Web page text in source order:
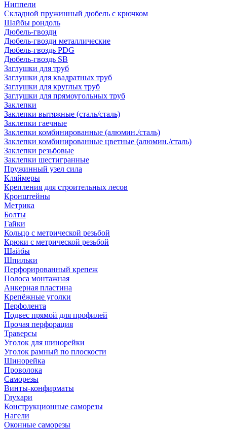
Ниппели
Складной пружинный дюбель с крючком
Шайбы рондоль
Дюбель-гвозди
Дюбель-гвозди металлические
Дюбель-гвоздь PDG
Дюбель-гвоздь SB
Заглушки для труб
Заглушки для квадратных труб
Заглушки для круглых труб
Заглушки для прямоугольных труб
Заклепки
Заклепки вытяжные (сталь/сталь)
Заклепки гаечные
Заклепки комбинированные (алюмин./сталь)
Заклепки комбинированные цветные (алюмин./сталь)
Заклепки резьбовые
Заклепки шестигранные
Пружинный узел сила
Кляймеры
Крепления для строительных лесов
Кронштейны
Метрика
Болты
Гайки
Кольцо с метрической резьбой
Крюки с метрической резьбой
Шайбы
Шпильки
Перфорированный крепеж
Полоса монтажная
Анкерная пластина
Крепёжные уголки
Перфолента
Подвес прямой для профилей
Прочая перфорация
Траверсы
Уголок для шинорейки
Уголок рамный по плоскости
Шинорейка
Проволока
Саморезы
Винты-конфирматы
Глухари
Конструкционные саморезы
Нагели
Оконные саморезы